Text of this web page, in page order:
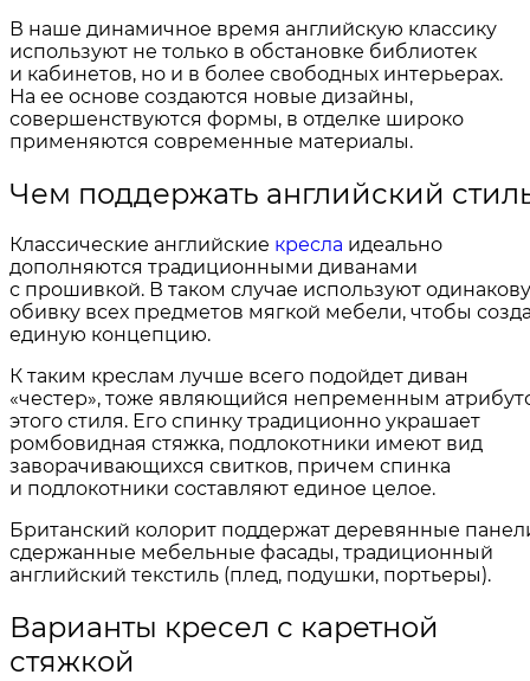
В наше динамичное время английскую классику
используют не только в обстановке библиотек
и кабинетов, но и в более свободных интерьерах.
На ее основе создаются новые дизайны,
совершенствуются формы, в отделке широко
применяются современные материалы.
Чем поддержать английский
Классические английские кресла идеально
дополняются традиционными диванами
с прошивкой. В таком случае используют
обивку всех предметов мягкой мебели, чтобы
единую концепцию.
К таким креслам лучше всего подойдет диван
«честер», тоже являющийся непременным
этого стиля. Его спинку традиционно украшает
ромбовидная стяжка, подлокотники имеют вид
заворачивающихся свитков, причем спинка
и подлокотники составляют единое целое.
Британский колорит поддержат деревянные
сдержанные мебельные фасады, традиционный
английский текстиль (плед, подушки, портьеры).
Варианты кресел с каретной
стяжкой